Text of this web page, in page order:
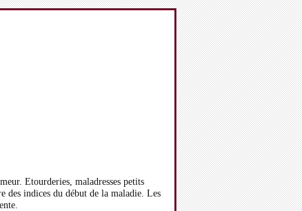
Etourderies, maladresses petits
des indices du début de la maladie. Les